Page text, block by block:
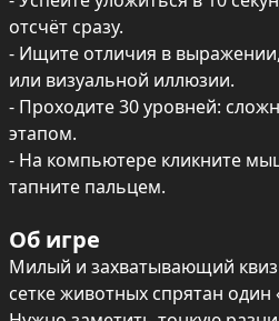
отсчёт сразу.
- Ищите отличия в
или визуальной иллюзии.
- Проходите 30 уровней:
этапом.
- На компьютере кликните
тапните пальцем.
Об игре
Милый и захватывающий квиз
сетке животных спрятан